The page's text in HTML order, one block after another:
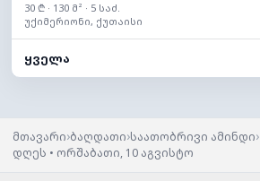
30 ₾ · 130 მ² · 5 საძ.
უქიმერიონი, ქუთაისი
ყველა
მთავარი›ბაღდათი›საათობრივი ამინდი›
დღეს • ორშაბათი, 10 აგვისტო